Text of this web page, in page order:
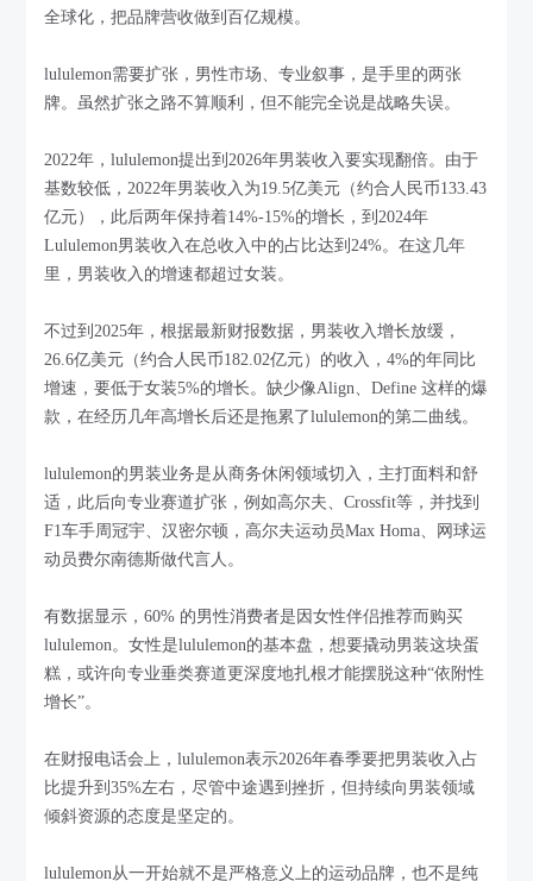
全球化，把品牌营收做到百亿规模。
lululemon需要扩张，男性市场、专业叙事，是手里的两张
牌。虽然扩张之路不算顺利，但不能完全说是战略失误。
2022年，lululemon提出到2026年男装收入要实现翻倍。由于
基数较低，2022年男装收入为19.5亿美元（约合人民币133.43
亿元），此后两年保持着14%-15%的增长，到2024年
Lululemon男装收入在总收入中的占比达到24%。在这几年
里，男装收入的增速都超过女装。
不过到2025年，根据最新财报数据，男装收入增长放缓，
26.6亿美元（约合人民币182.02亿元）的收入，4%的年同比
增速，要低于女装5%的增长。缺少像Align、Define 这样的爆
款，在经历几年高增长后还是拖累了lululemon的第二曲线。
lululemon的男装业务是从商务休闲领域切入，主打面料和舒
适，此后向专业赛道扩张，例如高尔夫、Crossfit等，并找到
F1车手周冠宇、汉密尔顿，高尔夫运动员Max Homa、网球运
动员费尔南德斯做代言人。
有数据显示，60% 的男性消费者是因女性伴侣推荐而购买
lululemon。女性是lululemon的基本盘，想要撬动男装这块蛋
糕，或许向专业垂类赛道更深度地扎根才能摆脱这种“依附性
增长”。
在财报电话会上，lululemon表示2026年春季要把男装收入占
比提升到35%左右，尽管中途遇到挫折，但持续向男装领域
倾斜资源的态度是坚定的。
lululemon从一开始就不是严格意义上的运动品牌，也不是纯